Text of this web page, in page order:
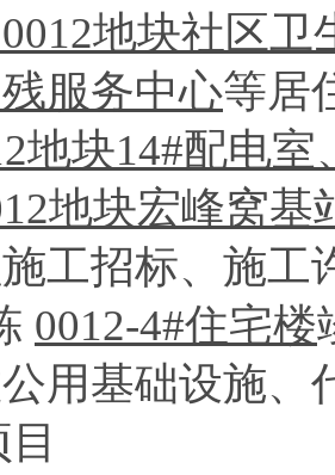
地块社区卫
服务中心等居
地块14#配电
地块宏峰窝基
工招标、施工
0012-4#住宅楼
用基础设施、